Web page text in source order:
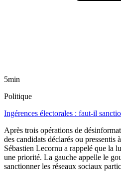
5min
Politique
Ingérences électorales : faut-il
Après trois opérations de
des candidats déclarés ou pressentis
Sébastien Lecornu a rappelé que la
une priorité. La gauche appelle le
sanctionner les réseaux sociaux